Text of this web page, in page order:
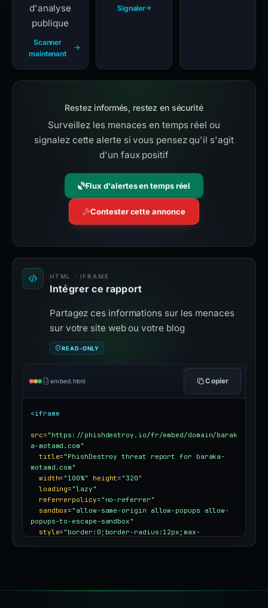
d'analyse
publique
Scanner
maintenant
Signaler
Restez informés, restez en sécurité
Surveillez les menaces en temps réel ou
signalez cette alerte si vous pensez qu'il s'agit
d'un faux positif
Flux d'alertes en temps réel
Contester cette annonce
HTML · IFRAME
Intégrer ce rapport
Partagez ces informations sur les menaces
sur votre site web ou votre blog
READ-ONLY
embed.html Copier
<iframe
src= "https://phishdestroy.io/fr/embed/domain/barak
a-motamd.com"
title= "PhishDestroy threat report for baraka-
motamd.com"
width= "100%" height= "320"
loading= "lazy"
referrerpolicy= "no-referrer"
sandbox= "allow-same-origin allow-popups allow-
popups-to-escape-sandbox"
style= "border:0;border-radius:12px;max-